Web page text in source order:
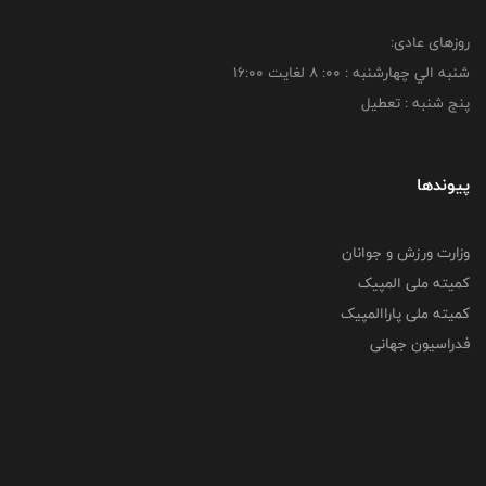
روزهای عادی:
شنبه الي چهارشنبه : 00: 8 لغايت 16:00
پنج شنبه : تعطیل
پیوندها
وزارت ورزش و جوانان
کمیته ملی المپیک
کمیته ملی پاراالمپیک
فدراسیون جهانی